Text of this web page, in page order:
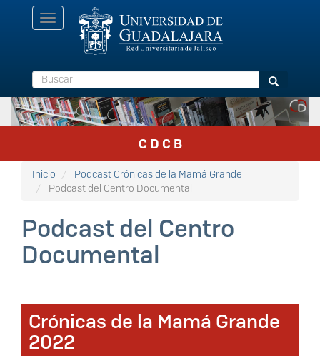
Toggle
navigation
Buscar Buscar
C D C B
Inicio
Podcast Crónicas de la Mamá Grande
Podcast del Centro Documental
Podcast del Centro
Documental
Crónicas de la Mamá Grande
2022